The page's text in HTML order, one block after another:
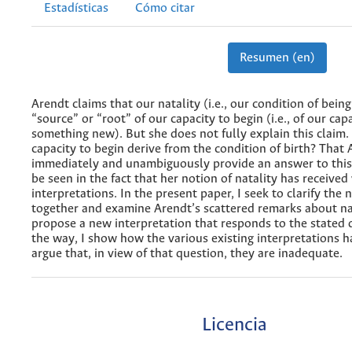
Estadísticas Cómo citar
Resumen (en)
Arendt claims that our natality (i.e., our condition of
“source” or “root” of our capacity to begin (i.e., of our
something new). But she does not fully explain this claim.
capacity to begin derive from the condition of birth? That
immediately and unambiguously provide an answer to
be seen in the fact that her notion of natality has
interpretations. In the present paper, I seek to clarify the
together and examine Arendt’s scattered remarks about
propose a new interpretation that responds to the stated
the way, I show how the various existing interpretations
argue that, in view of that question, they are inadequate.
Licencia